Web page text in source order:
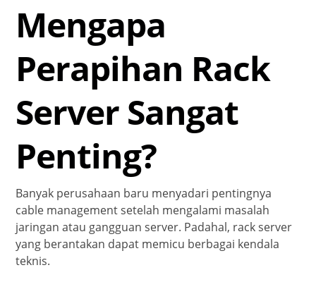
Mengapa
Perapihan Rack
Server Sangat
Penting?
Banyak perusahaan baru menyadari pentingnya
cable management setelah mengalami masalah
jaringan atau gangguan server. Padahal, rack server
yang berantakan dapat memicu berbagai kendala
teknis.